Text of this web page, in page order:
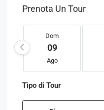
Prenota Un Tour
Dom
09
Ago
Tipo di Tour